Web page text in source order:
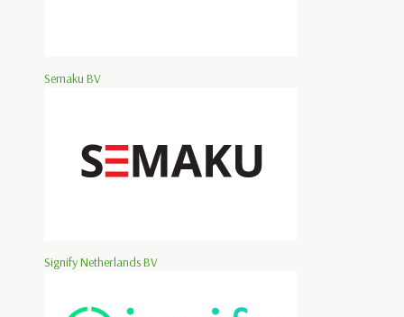
Semaku BV
Signify Netherlands BV